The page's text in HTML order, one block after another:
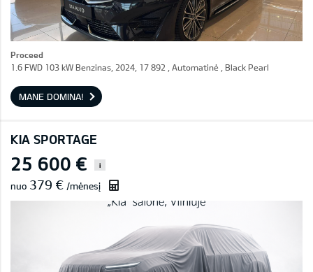
Proceed
1.6 FWD 103 kW Benzinas, 2024, 17 892 , Automatinė , Black Pearl
MANE DOMINA!
KIA SPORTAGE
25 600 € i
nuo 379 € /mėnesį